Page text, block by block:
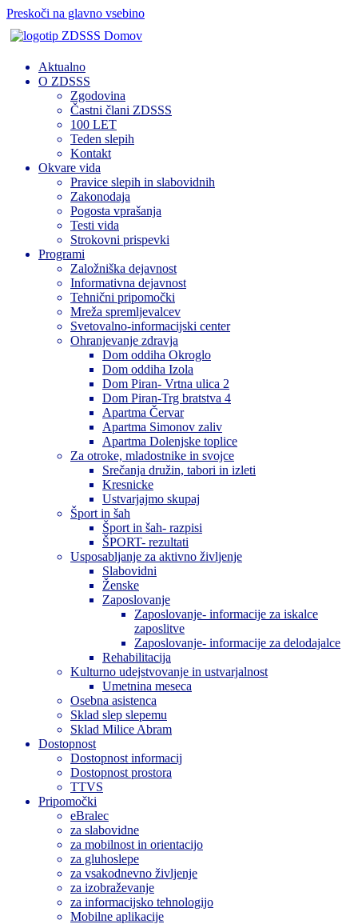
Preskoči na glavno vsebino
Domov
Aktualno
O ZDSSS
Zgodovina
Častni člani ZDSSS
100 LET
Teden slepih
Kontakt
Okvare vida
Pravice slepih in slabovidnih
Zakonodaja
Pogosta vprašanja
Testi vida
Strokovni prispevki
Programi
Založniška dejavnost
Informativna dejavnost
Tehnični pripomočki
Mreža spremljevalcev
Svetovalno-informacijski center
Ohranjevanje zdravja
Dom oddiha Okroglo
Dom oddiha Izola
Dom Piran- Vrtna ulica 2
Dom Piran-Trg bratstva 4
Apartma Červar
Apartma Simonov zaliv
Apartma Dolenjske toplice
Za otroke, mladostnike in svojce
Srečanja družin, tabori in izleti
Kresnicke
Ustvarjajmo skupaj
Šport in šah
Šport in šah- razpisi
ŠPORT- rezultati
Usposabljanje za aktivno življenje
Slabovidni
Ženske
Zaposlovanje
Zaposlovanje- informacije za iskalce
zaposlitve
Zaposlovanje- informacije za delodajalce
Rehabilitacija
Kulturno udejstvovanje in ustvarjalnost
Umetnina meseca
Osebna asistenca
Sklad slep slepemu
Sklad Milice Abram
Dostopnost
Dostopnost informacij
Dostopnost prostora
TTVS
Pripomočki
eBralec
za slabovidne
za mobilnost in orientacijo
za gluhoslepe
za vsakodnevno življenje
za izobraževanje
za informacijsko tehnologijo
Mobilne aplikacije